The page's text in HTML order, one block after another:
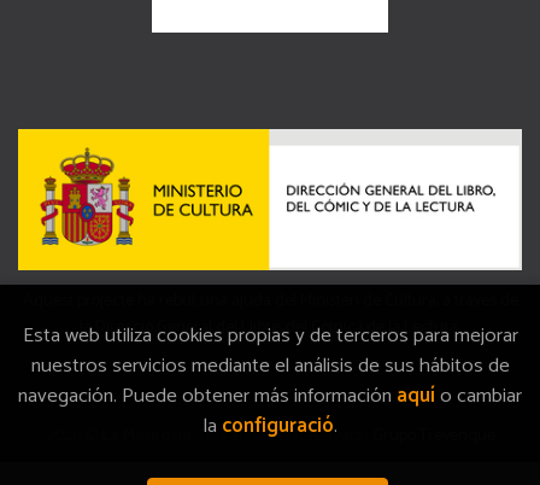
la Direcció General del Llibre, del Còmic i de la Lectura.
. Tots els Drets Reservats |
Esta web utiliza cookies propias y de terceros para mejorar
nuestros servicios mediante el análisis de sus hábitos de
navegación. Puede obtener más información aquío cambiar
la configuració.